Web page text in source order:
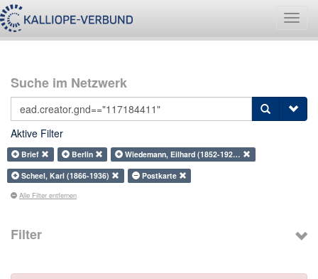
Suche im Netzwerk
Aktive Filter
Brief Berlin
Wiedemann, Eilhard (1852-192…
Scheel, Karl (1866-1936)
Postkarte
Alle Filter entfernen
Filter